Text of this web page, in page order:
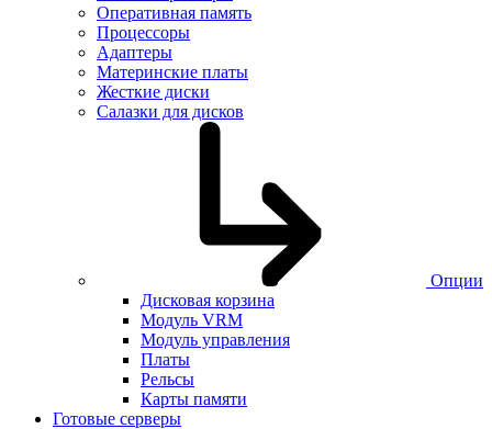
Оперативная память
Процессоры
Адаптеры
Материнские платы
Жесткие диски
Салазки для дисков
Опции
Дисковая корзина
Модуль VRM
Модуль управления
Платы
Рельсы
Карты памяти
Готовые серверы